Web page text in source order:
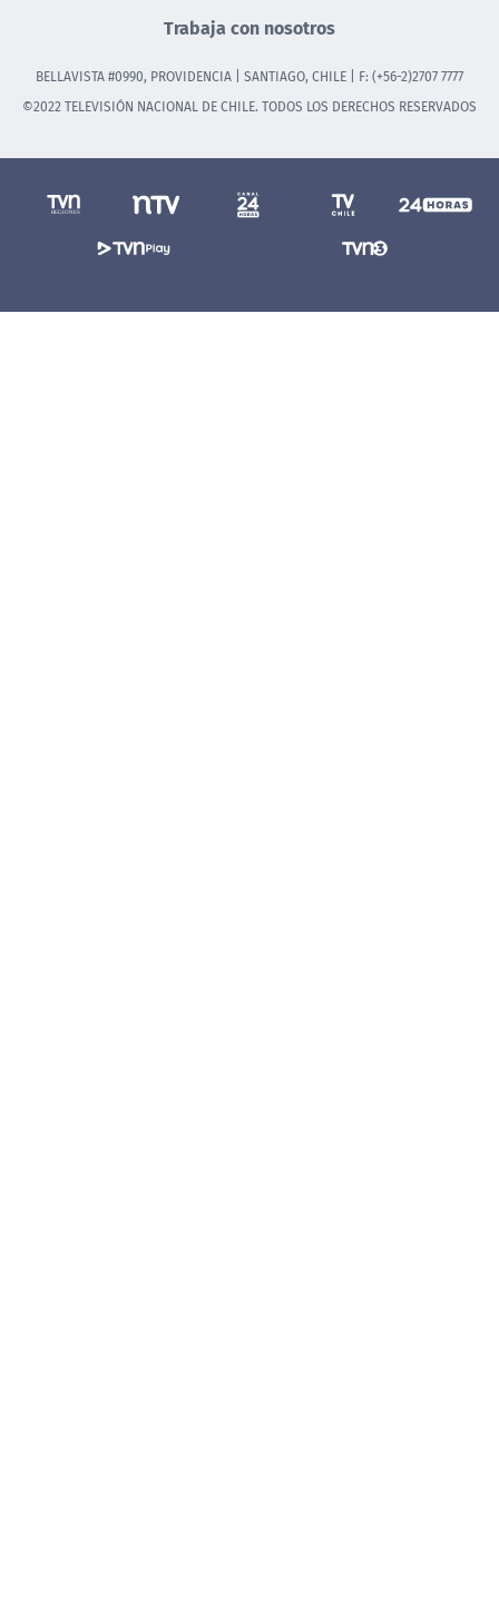
Trabaja con nosotros
BELLAVISTA #0990, PROVIDENCIA | SANTIAGO, CHILE | F: (+56-2)2707 7777
©2022 TELEVISIÓN NACIONAL DE CHILE. TODOS LOS DERECHOS RESERVADOS